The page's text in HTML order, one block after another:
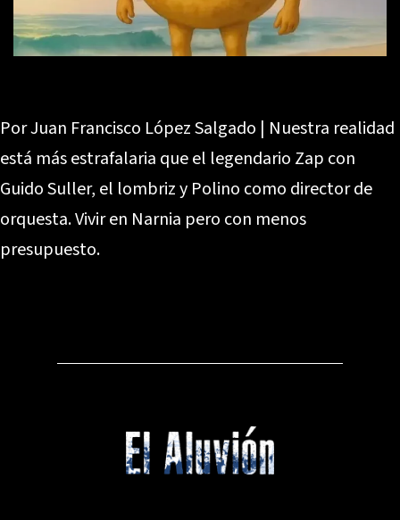
Por Juan Francisco López Salgado | Nuestra realidad
está más estrafalaria que el legendario Zap con
Guido Suller, el lombriz y Polino como director de
orquesta. Vivir en Narnia pero con menos
presupuesto.